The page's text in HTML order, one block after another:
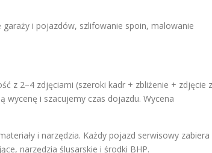
i pojazdów, szlifowanie spoin, malowanie
z 2–4 zdjęciami (szeroki kadr + zbliżenie + zdjęcie z
i szacujemy czas dojazdu. Wycena
i narzędzia. Każdy pojazd serwisowy zabiera
narzędzia ślusarskie i środki BHP.